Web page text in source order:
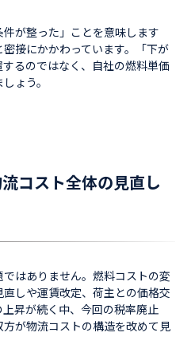
が整った」ことを意味します
接にかかわっています。「下が
るのではなく、自社の燃料単価
ょう。
コスト全体の見直し
はありません。燃料コストの変
しや運賃改定、荷主との価格交
昇が続く中、今回の税率廃止
が物流コストの構造を改めて見